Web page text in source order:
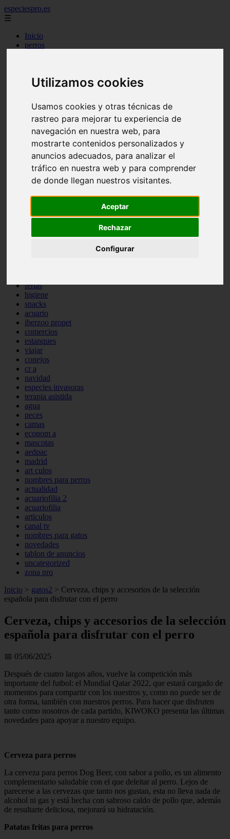
Utilizamos cookies
Usamos cookies y otras técnicas de
rastreo para mejorar tu experiencia de
navegación en nuestra web, para
mostrarte contenidos personalizados y
anuncios adecuados, para analizar el
tráfico en nuestra web y para comprender
de donde llegan nuestros visitantes.
Aceptar
Rechazar
Configurar
especiespro.es
☰
Inicio
perros
acuariofilia
tenencia responsable
ventas
mantenimiento
aves
marketing
bienestar
peque os mam feros
verano
legislaci n
complementos
comportamiento
ferias
higiene
snacks
acuario
iberzoo propet
comercios
estanques
viajar
conejos
cr a
navidad
especies invasoras
terapia asistida
agua
peces
camas
econom a
mascotas
aedpac
madrid
art culos
nombres para perros
actualidad
acuariofilia 2
acuariofilia
articulos
canal tv
nombres para gatos
novedades
tablon de anuncios
uncategorized
zona pro
Inicio > gatos2 > Cerveza, chips y accesorios de la selección
española para disfrutar con el perro
Cerveza, chips y accesorios de la selección
española para disfrutar con el perro
📅 05/06/2025
Después de cuatro largos años, vuelve la competición más
importante del futbol: el Mundial Qatar 2022, que estará cargado de
momentos para compartir con los nuestros y, como no puede ser de
otra forma, también con nuestros perros. Para hacer que disfruten
tanto como nosotros de cada partido, KIWOKO presenta las últimas
novedades para apoyar a nuestro equipo.
Cerveza para perros
La cerveza para perros Dog Beer, con sabor a pollo, es un alimento
complementario saludable con el que deleitar al perro. Lejos de
parecerse a las cervezas que tanto nos gustan, esta no lleva nada de
alcohol ni gas y está hecha con sabroso caldo de pollo que, además
de resultarte deliciosa, mejorará su hidratación.
Patatas fritas para perros